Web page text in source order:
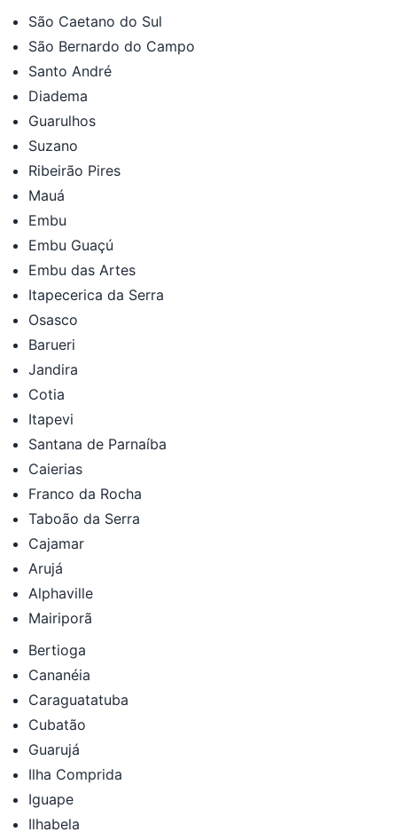
São Caetano do Sul
São Bernardo do Campo
Santo André
Diadema
Guarulhos
Suzano
Ribeirão Pires
Mauá
Embu
Embu Guaçú
Embu das Artes
Itapecerica da Serra
Osasco
Barueri
Jandira
Cotia
Itapevi
Santana de Parnaíba
Caierias
Franco da Rocha
Taboão da Serra
Cajamar
Arujá
Alphaville
Mairiporã
Bertioga
Cananéia
Caraguatatuba
Cubatão
Guarujá
Ilha Comprida
Iguape
Ilhabela